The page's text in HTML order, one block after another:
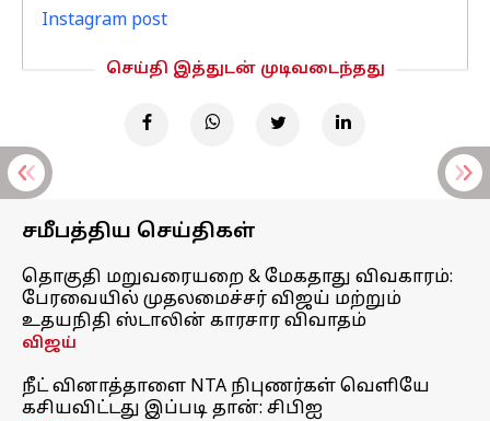
Instagram post
செய்தி இத்துடன் முடிவடைந்தது
சமீபத்திய செய்திகள்
தொகுதி மறுவரையறை & மேகதாது விவகாரம்:
பேரவையில் முதலமைச்சர் விஜய் மற்றும்
உதயநிதி ஸ்டாலின் காரசார விவாதம்
விஜய்
நீட் வினாத்தாளை NTA நிபுணர்கள் வெளியே
கசியவிட்டது இப்படி தான்: சிபிஐ